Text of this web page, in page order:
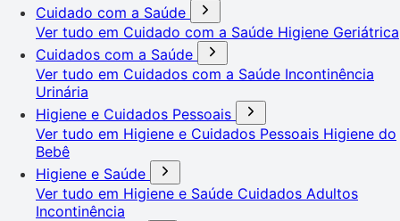
Cuidado com a Saúde
Ver tudo em Cuidado com a Saúde Higiene Geriátrica
Cuidados com a Saúde
Ver tudo em Cuidados com a Saúde Incontinência
Urinária
Higiene e Cuidados Pessoais
Ver tudo em Higiene e Cuidados Pessoais Higiene do
Bebê
Higiene e Saúde
Ver tudo em Higiene e Saúde Cuidados Adultos
Incontinência